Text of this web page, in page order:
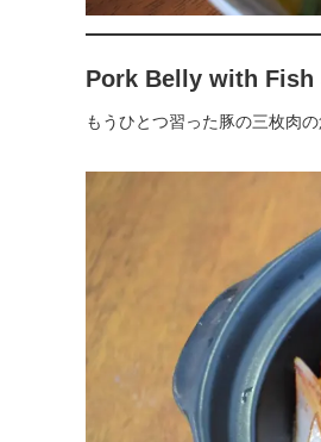
Pork Belly with Fish
もうひとつ習った豚の三枚肉